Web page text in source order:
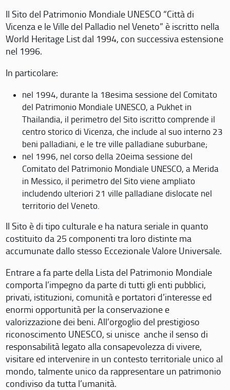
Il Sito del Patrimonio Mondiale UNESCO “Città di
Vicenza e le Ville del Palladio nel Veneto” è iscritto nella
World Heritage List dal 1994, con successiva estensione
nel 1996.
In particolare:
nel 1994, durante la 18esima sessione del Comitato
del Patrimonio Mondiale UNESCO, a Pukhet in
Thailandia, il perimetro del Sito iscritto comprende il
centro storico di Vicenza, che include al suo interno 23
beni palladiani, e le tre ville palladiane suburbane;
nel 1996, nel corso della 20eima sessione del
Comitato del Patrimonio Mondiale UNESCO, a Merida
in Messico, il perimetro del Sito viene ampliato
includendo ulteriori 21 ville palladiane dislocate nel
territorio del Veneto.
Il Sito è di tipo culturale e ha natura seriale in quanto
costituito da 25 componenti tra loro distinte ma
accumunate dallo stesso Eccezionale Valore Universale.
Entrare a fa parte della Lista del Patrimonio Mondiale
comporta l’impegno da parte di tutti gli enti pubblici,
privati, istituzioni, comunità e portatori d’interesse ed
enormi opportunità per la conservazione e
valorizzazione dei beni. All’orgoglio del prestigioso
riconoscimento UNESCO, si unisce anche il senso di
responsabilità legato alla consapevolezza di vivere,
visitare ed intervenire in un contesto territoriale unico al
mondo, talmente unico da rappresentare un patrimonio
condiviso da tutta l’umanità.